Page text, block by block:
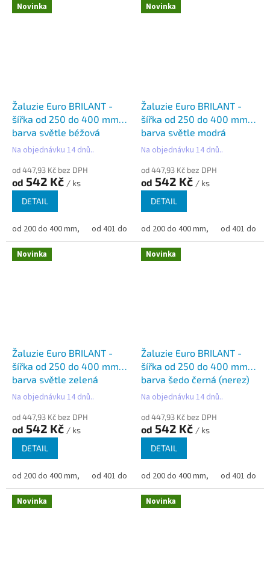
Novinka
Žaluzie Euro BRILANT -
šířka od 250 do 400 mm -
barva světle béžová
Na objednávku 14 dnů..
od 447,93 Kč bez DPH
od 542 Kč / ks
DETAIL
od 200 do 400 mm, od 401 do 500 mm, od 501 do 600 mm, od
Novinka
Žaluzie Euro BRILANT -
šířka od 250 do 400 mm -
barva světle modrá
metalíza
Na objednávku 14 dnů..
od 447,93 Kč bez DPH
od 542 Kč / ks
DETAIL
od 200 do 400 mm, od 401 do
Novinka
Žaluzie Euro BRILANT -
šířka od 250 do 400 mm -
barva světle zelená
Na objednávku 14 dnů..
od 447,93 Kč bez DPH
od 542 Kč / ks
DETAIL
od 200 do 400 mm, od 401 do 500 mm, od 501 do 600 mm, od
Novinka
Žaluzie Euro BRILANT -
šířka od 250 do 400 mm -
barva šedo černá (nerez)
Na objednávku 14 dnů..
od 447,93 Kč bez DPH
od 542 Kč / ks
DETAIL
od 200 do 400 mm, od 401 do
Novinka Novinka